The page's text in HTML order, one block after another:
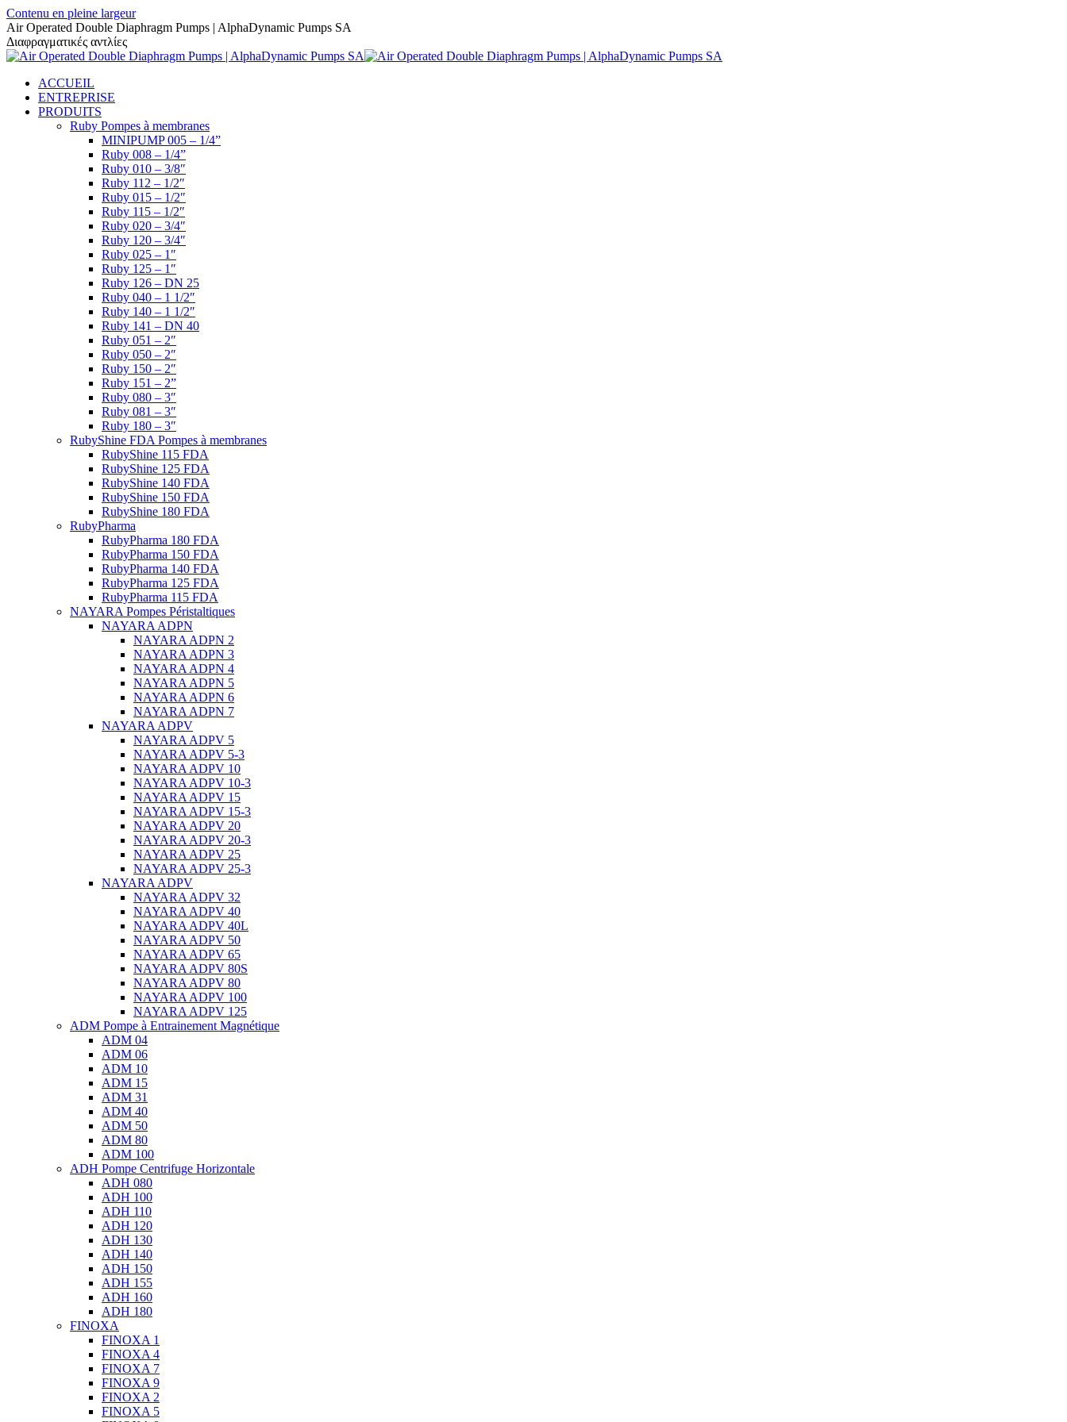
Contenu en pleine largeur
Air Operated Double Diaphragm Pumps | AlphaDynamic Pumps SA
Διαφραγματικές αντλίες
ACCUEIL
ENTREPRISE
PRODUITS
Ruby Pompes à membranes
MINIPUMP 005 – 1/4”
Ruby 008 – 1/4”
Ruby 010 – 3/8″
Ruby 112 – 1/2″
Ruby 015 – 1/2″
Ruby 115 – 1/2″
Ruby 020 – 3/4″
Ruby 120 – 3/4″
Ruby 025 – 1″
Ruby 125 – 1″
Ruby 126 – DN 25
Ruby 040 – 1 1/2″
Ruby 140 – 1 1/2″
Ruby 141 – DN 40
Ruby 051 – 2″
Ruby 050 – 2″
Ruby 150 – 2″
Ruby 151 – 2”
Ruby 080 – 3″
Ruby 081 – 3″
Ruby 180 – 3″
RubyShine FDA Pompes à membranes
RubyShine 115 FDA
RubyShine 125 FDA
RubyShine 140 FDA
RubyShine 150 FDA
RubyShine 180 FDA
RubyPharma
RubyPharma 180 FDA
RubyPharma 150 FDA
RubyPharma 140 FDA
RubyPharma 125 FDA
RubyPharma 115 FDA
NAYARA Pompes Péristaltiques
NAYARA ADPN
NAYARA ADPN 2
NAYARA ADPN 3
NAYARA ADPN 4
NAYARA ADPN 5
NAYARA ADPN 6
NAYARA ADPN 7
NAYARA ADPV
NAYARA ADPV 5
NAYARA ADPV 5-3
NAYARA ADPV 10
NAYARA ADPV 10-3
NAYARA ADPV 15
NAYARA ADPV 15-3
NAYARA ADPV 20
NAYARA ADPV 20-3
NAYARA ADPV 25
NAYARA ADPV 25-3
NAYARA ADPV
NAYARA ADPV 32
NAYARA ADPV 40
NAYARA ADPV 40L
NAYARA ADPV 50
NAYARA ADPV 65
NAYARA ADPV 80S
NAYARA ADPV 80
NAYARA ADPV 100
NAYARA ADPV 125
ADM Pompe à Entrainement Magnétique
ADM 04
ADM 06
ADM 10
ADM 15
ADM 31
ADM 40
ADM 50
ADM 80
ADM 100
ADH Pompe Centrifuge Horizontale
ADH 080
ADH 100
ADH 110
ADH 120
ADH 130
ADH 140
ADH 150
ADH 155
ADH 160
ADH 180
FINOXA
FINOXA 1
FINOXA 4
FINOXA 7
FINOXA 9
FINOXA 2
FINOXA 5